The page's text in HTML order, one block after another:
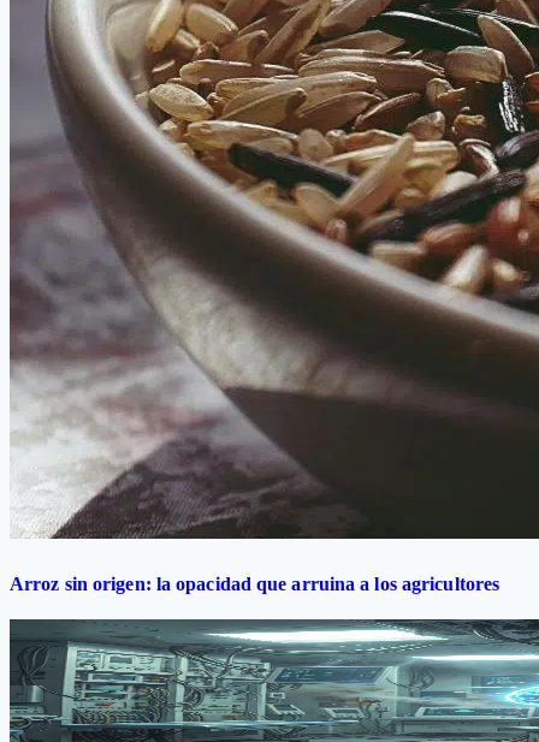
Arroz sin origen: la opacidad que arruina a los agricultores